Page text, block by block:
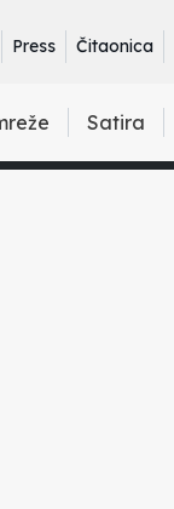
Press Čitaonica
Satira